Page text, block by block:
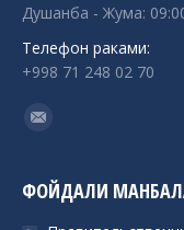
Душанба - Жума:
Телефон раками:
+998 71 248 02 70
Find us on:
Mail
ФОЙДАЛИ